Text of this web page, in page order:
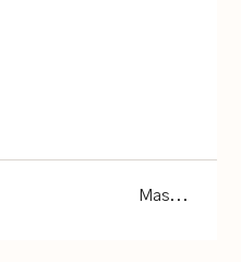
Mas...